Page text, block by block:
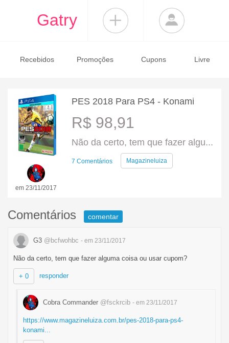
Gatry
Recebidos Promoções Cupons Livre
em 23/11/2017
PES 2018 Para PS4 - Konami
R$ 98,91
Não da certo, tem que fazer algu...
7 Comentários Magazineluiza
Comentários comentar
G3 @bcfwohbc - em 23/11/2017
Não da certo, tem que fazer alguma coisa ou usar cupom?
+ 0 responder
Cobra Commander @fsckrcib - em 23/11/2017
https://www.magazineluiza.com.br/pes-2018-para-ps4-
konami...